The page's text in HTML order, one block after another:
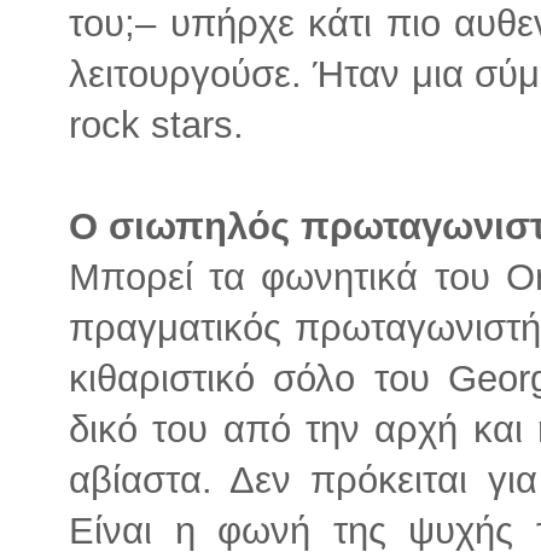
του;– υπήρχε κάτι πιο
λειτουργούσε. Ήταν μια
rock stars.
Ο σιωπηλός
Μπορεί τα φωνητικά του
πραγματικός
κιθαριστικό σόλο του
δικό του από την αρχή και
αβίαστα. Δεν πρόκειται
Eίναι η φωνή της ψυχής